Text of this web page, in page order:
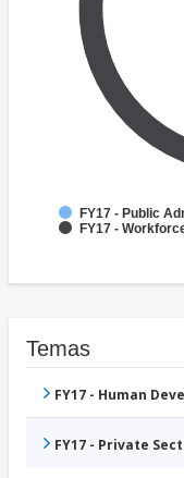
FY17 - Public
FY17 -
Temas
FY17 - Human
FY17 - Private